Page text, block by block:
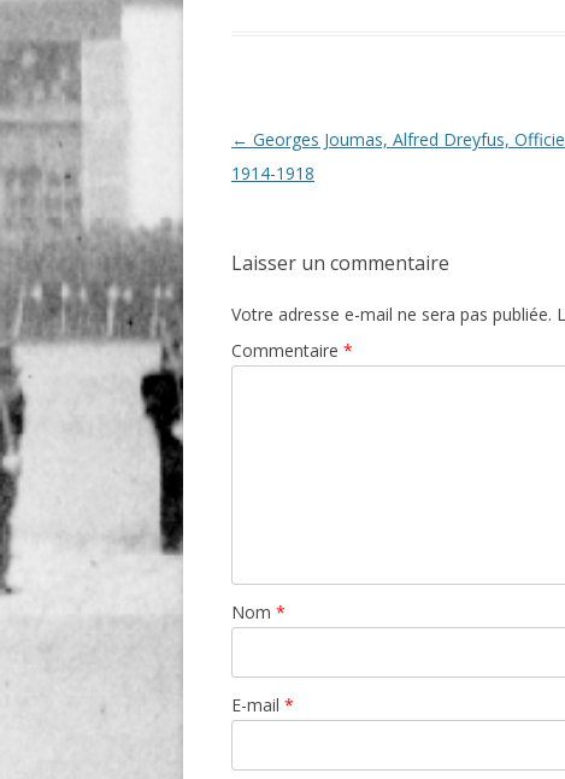
Navigation
des
← Georges Joumas, Alfred Dreyfus,
1914-1918
Laisser un commentaire
Votre adresse e-mail ne sera pas publiée.
Commentaire *
Nom *
E-mail *